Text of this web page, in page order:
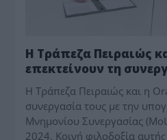
Η Τράπεζα Πειραιώς
επεκτείνουν τη
Η Τράπεζα Πειραιώς και η
συνεργασία τους με την
Μνημονίου Συνεργασίας
2024. Κοινή φιλοδοξία